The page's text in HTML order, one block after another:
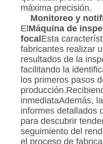
máxima precisión.
Monitoreo y
El Máquina de
focal Esta
fabricantes realizar
resultados de la
facilitando la
los primeros pasos
inmediataAdemás,
informes detallados
para descubrir
seguimiento del
el proceso de